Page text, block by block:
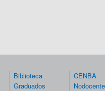
Biblioteca
Graduados
CENBA